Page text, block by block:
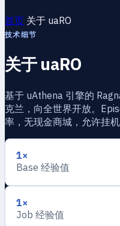
首页 关于 uaRO
技术细节
关于 uaRO
基于 uAthena 引擎的
克兰，向全世界开放。
率，无现金商城，允许挂
1×
Base 经验值
1×
Job 经验值